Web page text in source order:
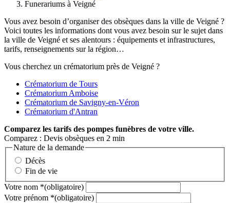
Funerariums à Veigné
Vous avez besoin d’organiser des obsèques dans la ville de Veigné ?
Voici toutes les informations dont vous avez besoin sur le sujet dans
la ville de Veigné et ses alentours : équipements et infrastructures,
tarifs, renseignements sur la région…
Vous cherchez un crématorium près de Veigné ?
Crématorium de Tours
Crématorium Amboise
Crématorium de Savigny-en-Véron
Crématorium d'Antran
Comparez les tarifs des pompes funèbres de votre ville.
Comparez : Devis obsèques en 2 min
Nature de la demande
Décès
Fin de vie
Votre nom *(obligatoire)
Votre prénom *(obligatoire)